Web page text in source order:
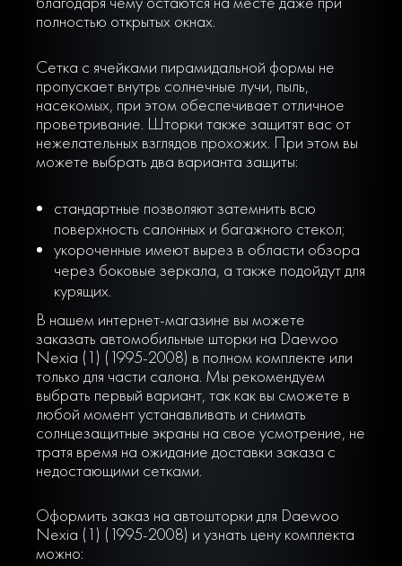
полностью открытых окнах.
Сетка с ячейками пирамидальной формы не
пропускает внутрь солнечные лучи, пыль,
насекомых, при этом обеспечивает отличное
проветривание. Шторки также защитят вас от
нежелательных взглядов прохожих. При этом вы
можете выбрать два варианта защиты:
стандартные позволяют затемнить всю
поверхность салонных и багажного стекол;
укороченные имеют вырез в области обзора
через боковые зеркала, а также подойдут для
курящих.
В нашем интернет-магазине вы можете
заказать автомобильные шторки на Daewoo
Nexia (1) (1995-2008) в полном комплекте или
только для части салона. Мы рекомендуем
выбрать первый вариант, так как вы сможете в
любой момент устанавливать и снимать
солнцезащитные экраны на свое усмотрение, не
тратя время на ожидание доставки заказа с
недостающими сетками.
Оформить заказ на автошторки для Daewoo
Nexia (1) (1995-2008) и узнать цену комплекта
можно: